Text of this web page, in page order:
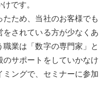
です。
ため、当社のお客様でも
をされている方が少なくあ
業は「数字の専門家」と
のサポートをしていかなけ
ングで、セミナーに参加